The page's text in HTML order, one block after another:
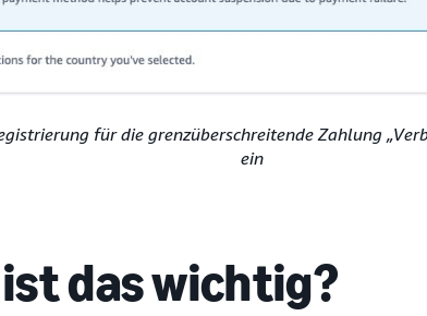
für die grenzüberschreitende Zahlung
ein
das wichtig?